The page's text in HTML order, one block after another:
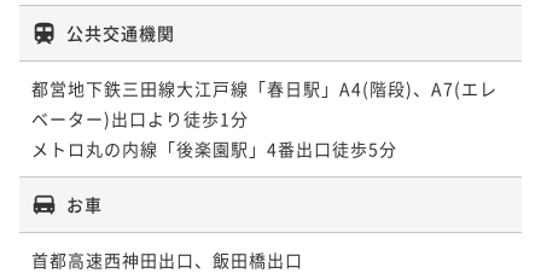
公共交通機関
都営地下鉄三田線大江戸線「春日駅」A4(階段)、A7(エレ
ベーター)出口より徒歩1分
メトロ丸の内線「後楽園駅」4番出口徒歩5分
お車
首都高速西神田出口、飯田橋出口